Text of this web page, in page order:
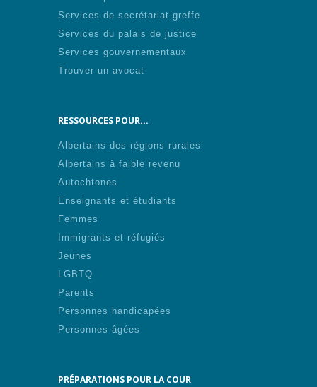
Services de secrétariat-greffe
Services du palais de justice
Services gouvernementaux
Trouver un avocat
RESSOURCES POUR...
Albertains des régions rurales
Albertains à faible revenu
Autochtones
Enseignants et étudiants
Femmes
Immigrants et réfugiés
Jeunes
LGBTQ
Parents
Personnes handicapées
Personnes âgées
PRÉPARATIONS POUR LA COUR